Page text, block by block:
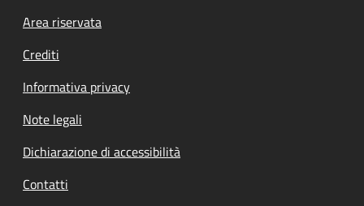
Footer menu
Area riservata
Crediti
Informativa privacy
Note legali
Dichiarazione di accessibilità
Contatti